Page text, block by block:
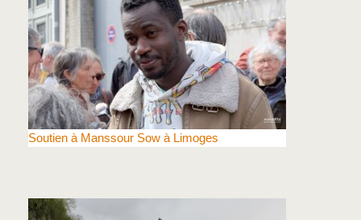
Soutien à Manssour Sow à Limoges